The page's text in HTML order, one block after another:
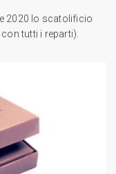
2020 lo scatolificio
tutti i reparti).